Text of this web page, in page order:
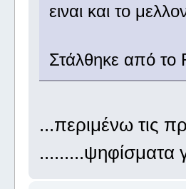
ειναι και το
Στάλθηκε από το
...περιμένω τις
.........ψηφίσματα